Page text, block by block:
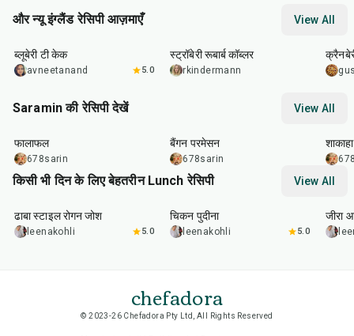
और न्यू इंग्लैंड रेसिपी आज़माएँ View All
50 min
ब्लूबेरी टी केक
avneetanand 5.0
स्ट्रॉबेरी रूबार्ब कॉब्लर
rkindermann
Saramin की रेसिपी देखें View All
फालाफल
678sarin
बैंगन परमेसन
678sarin
किसी भी दिन के लिए बेहतरीन Lunch रेसिपी View All
1 min
ढाबा स्टाइल रोगन जोश
leenakohli 5.0
hr 15
चिकन पुदीना
leenakohli 5.0
जीरा
chefadora
© 2023-26 Chefadora Pty Ltd, All Rights Reserved